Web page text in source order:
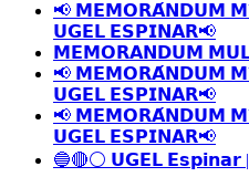
📢 𝗠𝗘𝗠𝗢𝗥𝗔́𝗡𝗗𝗨𝗠
𝗨𝗚𝗘𝗟 𝗘𝗦𝗣𝗜𝗡𝗔𝗥📢
𝗠𝗘𝗠𝗢𝗥𝗔𝗡𝗗𝗨𝗠
📢 𝗠𝗘𝗠𝗢𝗥𝗔́𝗡𝗗𝗨𝗠
𝗨𝗚𝗘𝗟 𝗘𝗦𝗣𝗜𝗡𝗔𝗥📢
📢 𝗠𝗘𝗠𝗢𝗥𝗔́𝗡𝗗𝗨𝗠
𝗨𝗚𝗘𝗟 𝗘𝗦𝗣𝗜𝗡𝗔𝗥📢
🔵🔴⚪️ 𝗨𝗚𝗘𝗟